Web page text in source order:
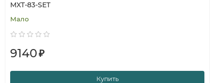
MXT-83-SET
Мало
9140₽
Купить